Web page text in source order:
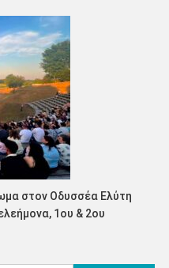
στον Οδυσσέα Ελύτη
1ου & 2ου